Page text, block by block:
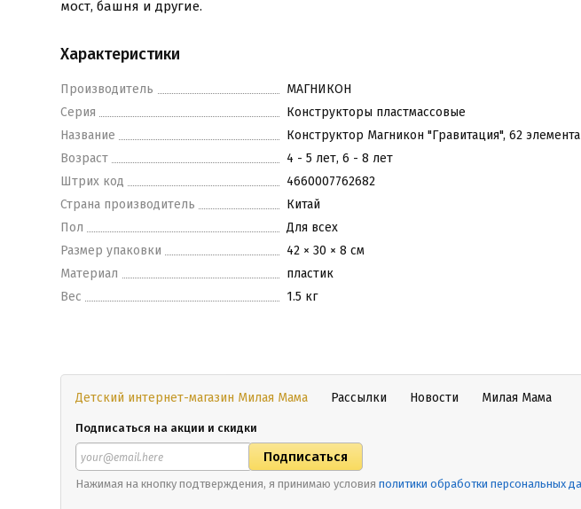
мост, башня и другие.
Характеристики
Производитель
МАГНИКОН
Серия
Конструкторы пластмассовые
Название
Конструктор Магникон "Гравитация", 62 элемента
Возраст
4 - 5 лет, 6 - 8 лет
Штрих код
4660007762682
Страна производитель
Китай
Пол
Для всех
Размер упаковки
42 × 30 × 8 см
Материал
пластик
Вес
1.5 кг
Детский интернет-магазин Милая Мама Рассылки Новости Милая Мама
Подписаться на акции и скидки
Нажимая на кнопку подтверждения, я принимаю условия политики обработки персональных